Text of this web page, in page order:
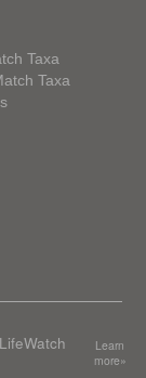
Taxa
Taxa
Learn
more»